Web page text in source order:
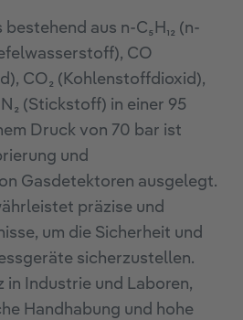
aus n-C₅H₁₂ (n-
CO
CO₂ (Kohlenstoffdioxid),
(Stickstoff) in einer 95
Druck von 70 bar ist
und
Gasdetektoren ausgelegt.
präzise und
um die Sicherheit und
sicherzustellen.
in Industrie und Laboren,
Handhabung und hohe